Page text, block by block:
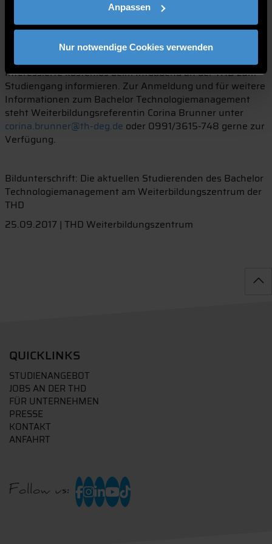
Anpassen
Nur notwendige Cookies verwenden
gemacht und mind. 3 Jahre Berufserfahrung haben sowie
für Abiturienten. Ihnen können ebenfalls (auf Antrag) bis
zu 3 Semester anerkannt werden.
Am
können sich
Interessierte kostenlos beim Infoabend an der THD zum
Studiengang informieren. Zur Anmeldung und für weitere
Informationen zum Bachelor Technologiemanagement
steht Weiterbildungsreferentin Corina Brunner unter
corina.brunner@th-deg.de oder 0991/3615-748 gerne zur
Verfügung.
Bildunterschrift: Die aktuellen Studierenden des Bachelor
Technologiemanagement am Weiterbildungszentrum der
THD
25.09.2017 | THD Weiterbildungszentrum
QUICKLINKS
STUDIENANGEBOT
JOBS AN DER THD
FÜR UNTERNEHMEN
PRESSE
KONTAKT
ANFAHRT
Follow us: